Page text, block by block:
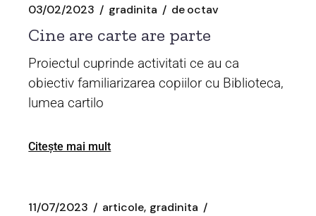
03/02/2023 gradinita deoctav
Cine are carte are parte
Proiectul cuprinde activitati ce au ca
obiectiv familiarizarea copiilor cu Biblioteca,
lumea cartilo
Citește mai mult
11/07/2023 articole gradinita